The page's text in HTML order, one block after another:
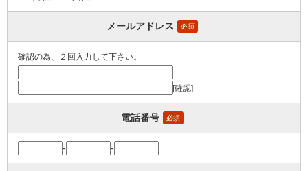
メールアドレス 必須
確認の為、２回入力して下さい。
[確認]
電話番号 必須
- -